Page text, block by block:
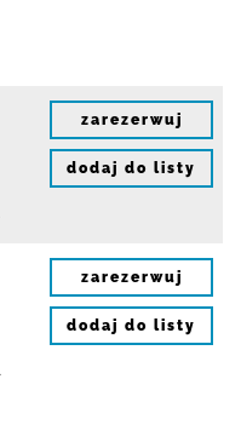
zarezerwuj
dodaj do listy
zarezerwuj
dodaj do listy